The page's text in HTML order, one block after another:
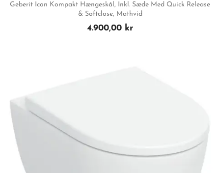
Geberit Icon Kompakt Hængeskål, Inkl. Sæde Med Quick Release
& Softclose, Mathvid
4.900,00 kr